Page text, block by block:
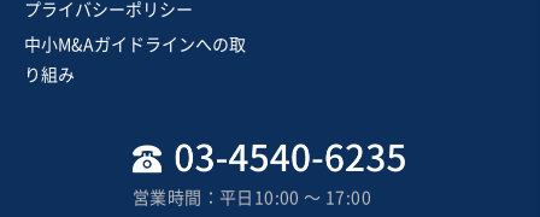
プライバシーポリシー
中小M&Aガイドラインへの取
り組み
営業時間：平日10:00 〜 17:00